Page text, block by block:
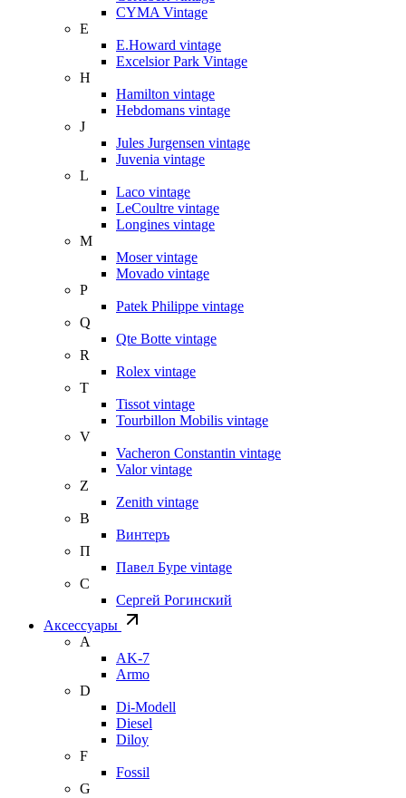
CYMA Vintage
E
E.Howard vintage
Excelsior Park Vintage
H
Hamilton vintage
Hebdomans vintage
J
Jules Jurgensen vintage
Juvenia vintage
L
Laco vintage
LeCoultre vintage
Longines vintage
M
Moser vintage
Movado vintage
P
Patek Philippe vintage
Q
Qte Botte vintage
R
Rolex vintage
T
Tissot vintage
Tourbillon Mobilis vintage
V
Vacheron Constantin vintage
Valor vintage
Z
Zenith vintage
В
Винтеръ
П
Павел Буре vintage
С
Сергей Рогинский
Аксессуары
A
AK-7
Armo
D
Di-Modell
Diesel
Diloy
F
Fossil
G